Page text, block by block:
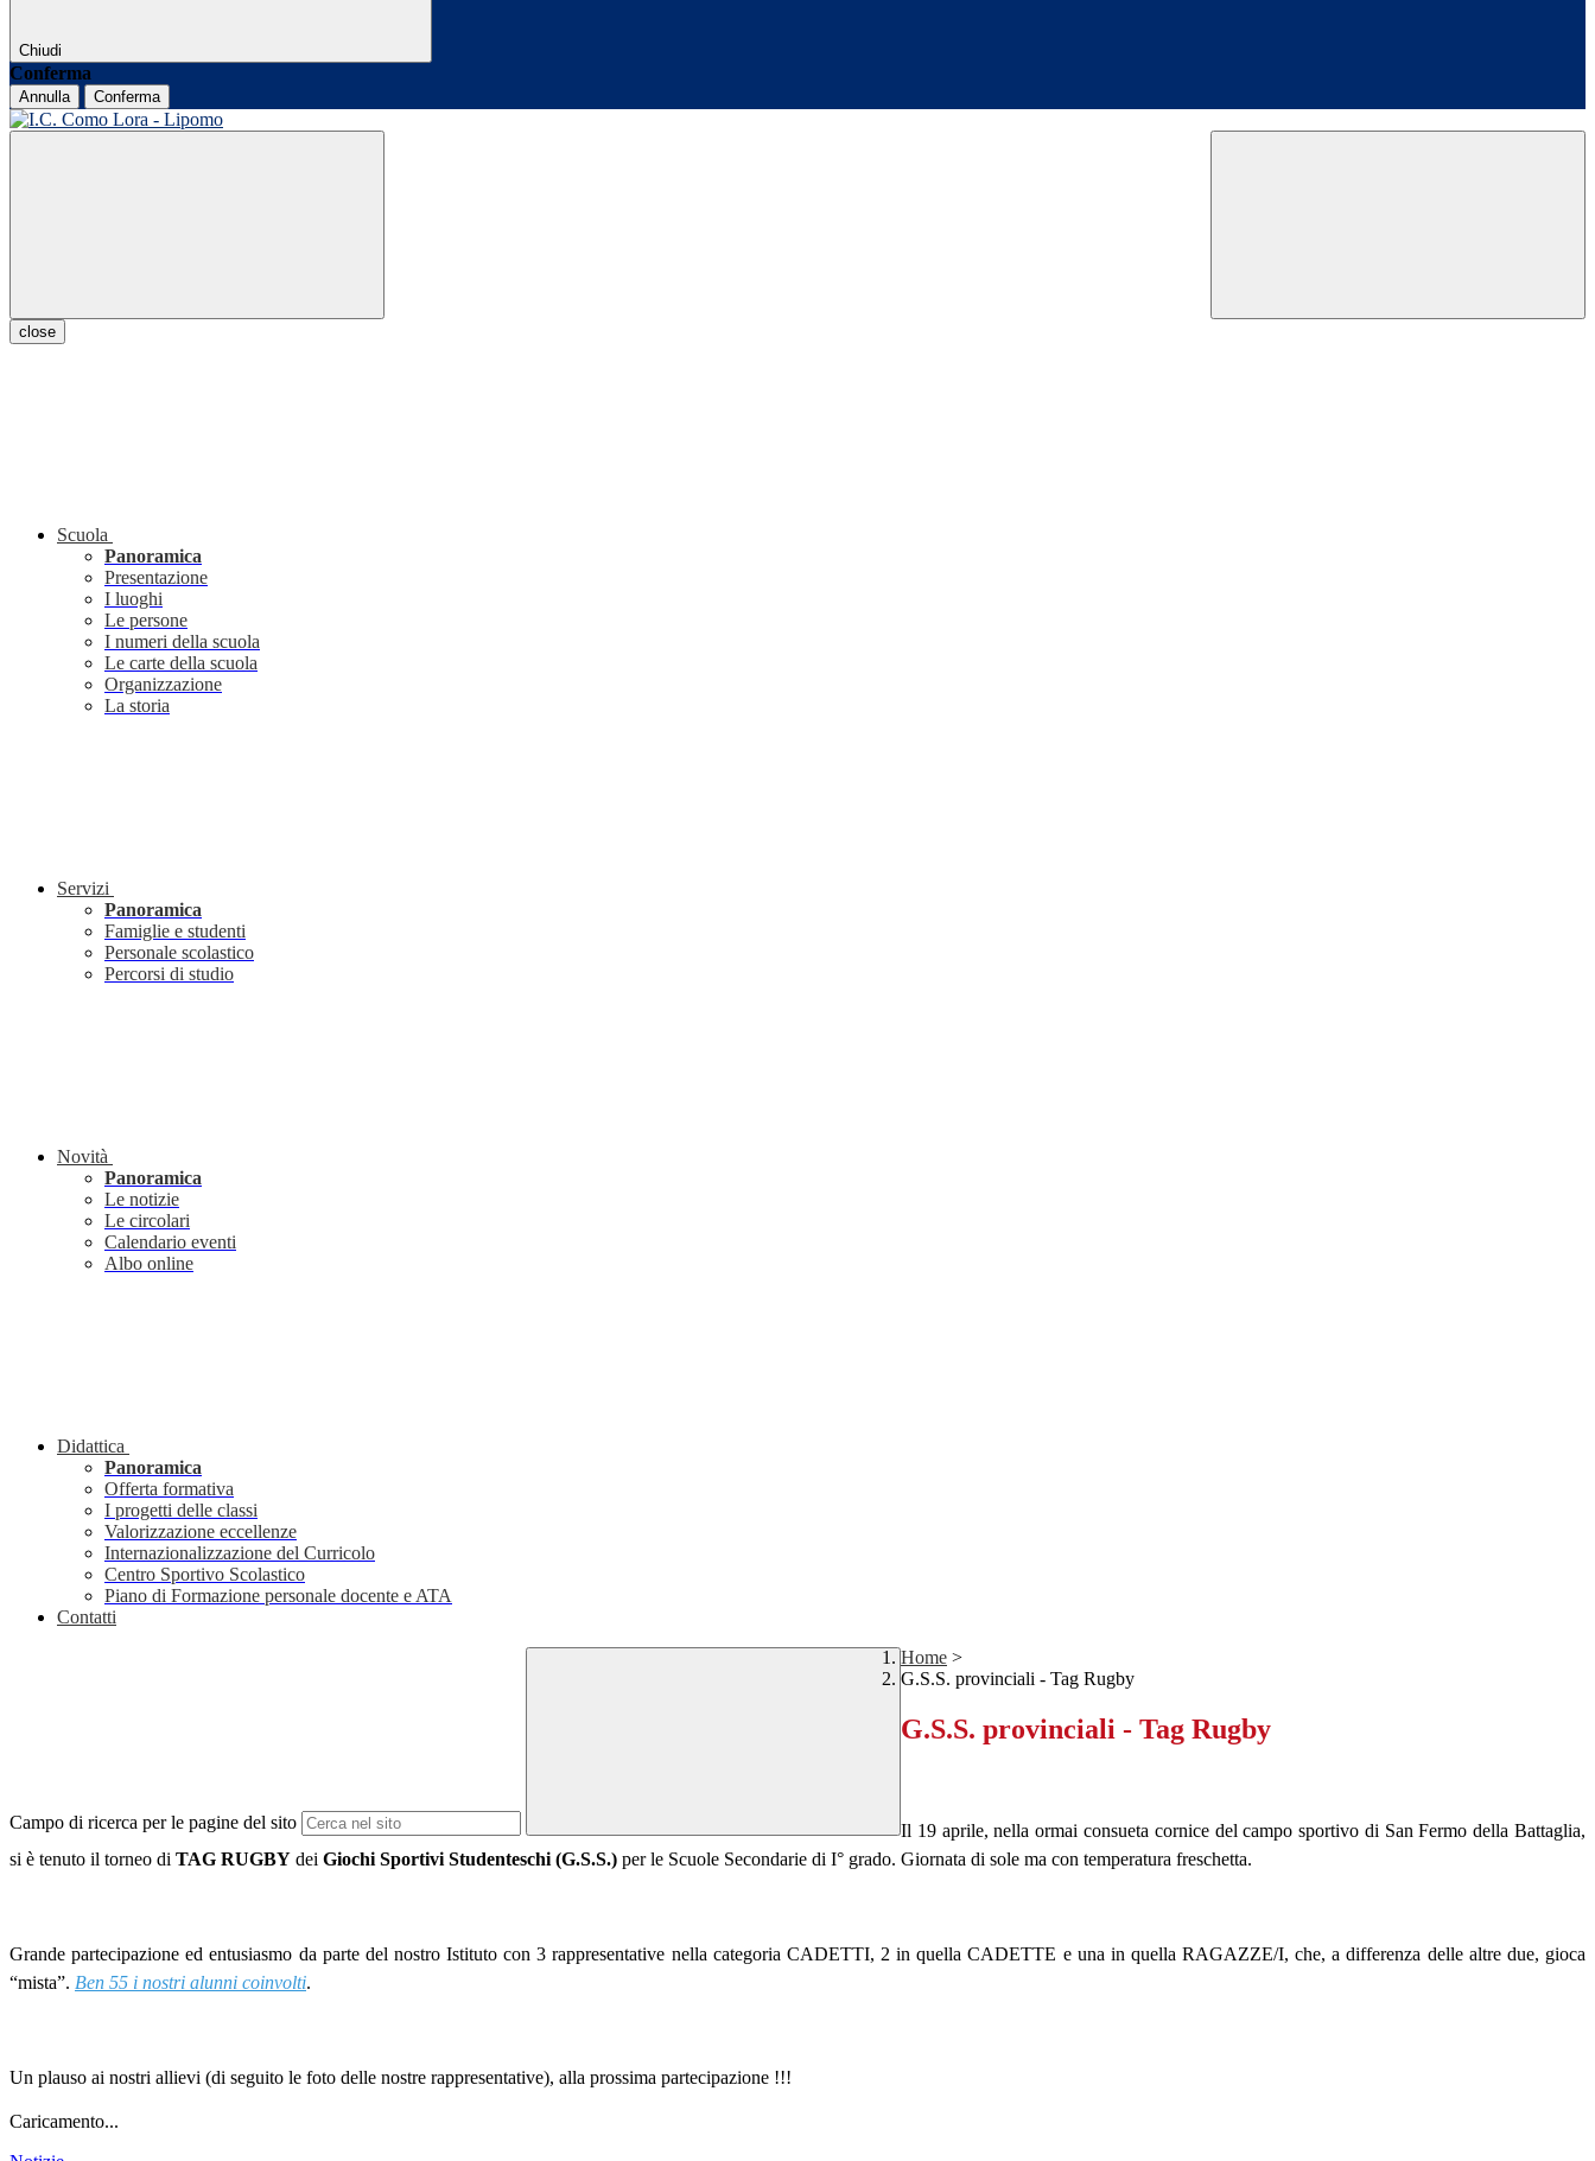
Chiudi
Conferma
Annulla Conferma
close
Scuola
Panoramica
Presentazione
I luoghi
Le persone
I numeri della scuola
Le carte della scuola
Organizzazione
La storia
Servizi
Panoramica
Famiglie e studenti
Personale scolastico
Percorsi di studio
Novità
Panoramica
Le notizie
Le circolari
Calendario eventi
Albo online
Didattica
Panoramica
Offerta formativa
I progetti delle classi
Valorizzazione eccellenze
Internazionalizzazione del Curricolo
Centro Sportivo Scolastico
Piano di Formazione personale docente e ATA
Contatti
Campo di ricerca per le pagine del sito
Home >
G.S.S. provinciali - Tag Rugby
G.S.S. provinciali - Tag Rugby
Il 19 aprile, nella ormai consueta cornice del campo sportivo di San Fermo della Battaglia,
si è tenuto il torneo di TAG RUGBY dei Giochi Sportivi Studenteschi (G.S.S.) per le Scuole Secondarie di I° grado. Giornata di sole ma con temperatura freschetta.
Grande partecipazione ed entusiasmo da parte del nostro Istituto con 3 rappresentative nella categoria CADETTI, 2 in quella CADETTE e una in quella RAGAZZE/I, che, a differenza delle altre due, gioca
“mista”. Ben 55 i nostri alunni coinvolti.
Un plauso ai nostri allievi (di seguito le foto delle nostre rappresentative), alla prossima partecipazione !!!
Caricamento...